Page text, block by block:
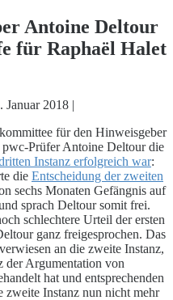
Antoine Deltour
für Raphaël Halet
Januar 2018 |
für den Hinweisgeber
Prüfer Antoine Deltour die
Instanz erfolgreich war:
die Entscheidung der zweiten
sechs Monaten Gefängnis auf
sprach Deltour somit frei.
schlechtere Urteil der ersten
ganz freigesprochen. Das
an die zweite Instanz,
der Argumentation von
hat und entsprechenden
zweite Instanz nun nicht mehr